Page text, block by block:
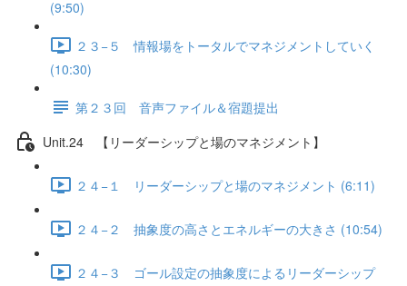
(9:50)
２３−５ 情報場をトータルでマネジメントしていく
(10:30)
第２３回 音声ファイル＆宿題提出
Unit.24 【リーダーシップと場のマネジメント】
２４−１ リーダーシップと場のマネジメント (6:11)
２４−２ 抽象度の高さとエネルギーの大きさ (10:54)
２４−３ ゴール設定の抽象度によるリーダーシップ